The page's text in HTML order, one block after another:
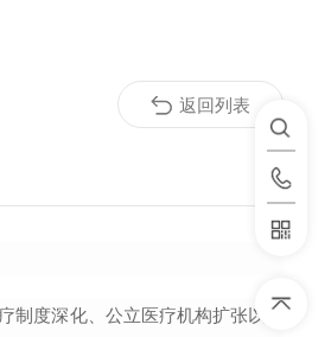
制度深化、公立医疗机构扩张以及
返回列表